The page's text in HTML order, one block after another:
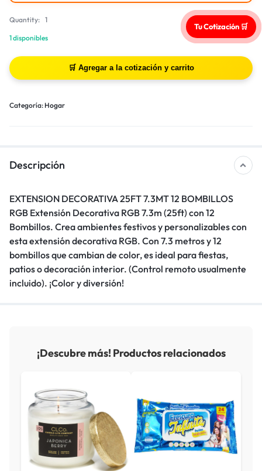
Quantity: 1
1 disponibles
Categoría: Hogar
Descripción
EXTENSION DECORATIVA 25FT 7.3MT 12 BOMBILLOS
RGB Extensión Decorativa RGB 7.3m (25ft) con 12
Bombillos. Crea ambientes festivos y personalizables con
esta extensión decorativa RGB. Con 7.3 metros y 12
bombillos que cambian de color, es ideal para fiestas,
patios o decoración interior. (Control remoto usualmente
incluido). ¡Color y diversión!
¡Descubre más! Productos relacionados
Tu Cotización 🛒